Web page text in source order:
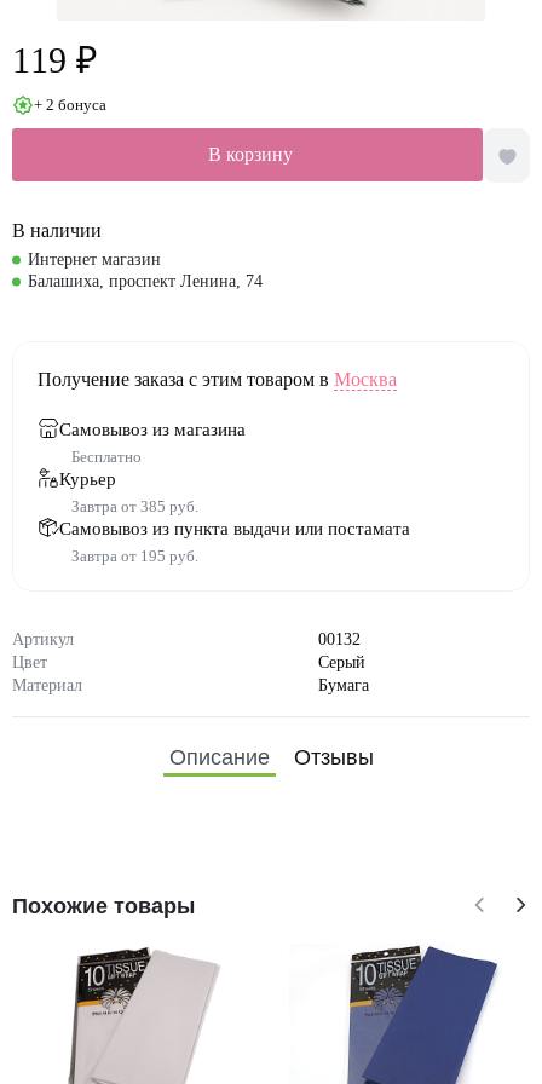
Артикул
00132
Цвет
Серый
Материал
Бумага
119 ₽
+ 2 бонуса
В корзину
В наличии
Интернет магазин
Балашиха, проспект Ленина, 74
Получение заказа с этим товаром в Москва
Самовывоз из магазина
Бесплатно
Курьер
Завтра от 385 руб.
Самовывоз из пункта выдачи или постамата
Завтра от 195 руб.
Описание Отзывы
Похожие товары